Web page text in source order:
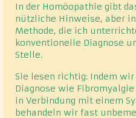
In der Homöopathie gibt
nützliche Hinweise, aber
Methode, die ich
konventionelle Diagnose
Stelle.
Sie lesen richtig: Indem
Diagnose wie
in Verbindung mit einem
behandeln wir fast